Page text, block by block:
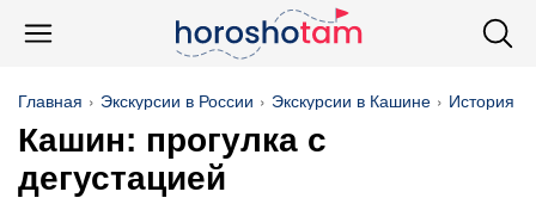
Главная Экскурсии в России Экскурсии в Кашине История и
Кашин: прогулка с
дегустацией